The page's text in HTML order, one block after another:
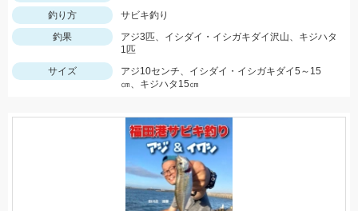
釣り方
サビキ釣り
釣果
アジ3匹、イシダイ・イシガキダイ沢山、キジハタ
1匹
サイズ
アジ10センチ、イシダイ・イシガキダイ5～15
㎝、キジハタ15㎝